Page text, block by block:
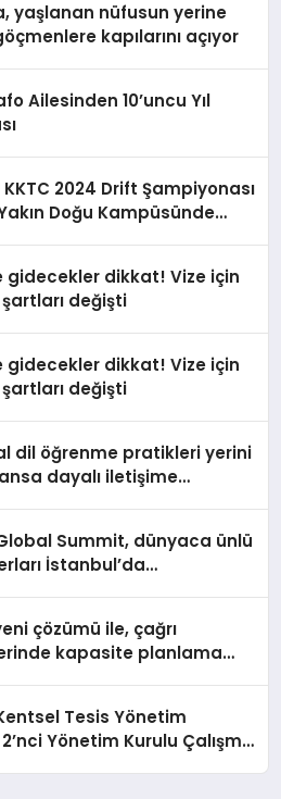
yaşlanan nüfusun yerine
kapılarını açıyor
Ailesinden 10’uncu Yıl
KKTC 2024 Drift Şampiyonası
Yakın Doğu Kampüsünde
gidecekler dikkat! Vize için
değişti
gidecekler dikkat! Vize için
değişti
dil öğrenme pratikleri yerini
dayalı iletişime
Global Summit, dünyaca ünlü
İstanbul’da
çözümü ile, çağrı
kapasite planlama
Tesis Yönetim
Yönetim Kurulu Çalışma